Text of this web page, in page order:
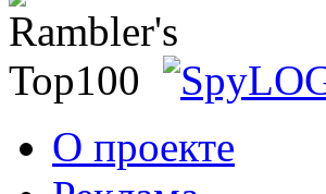
О проекте